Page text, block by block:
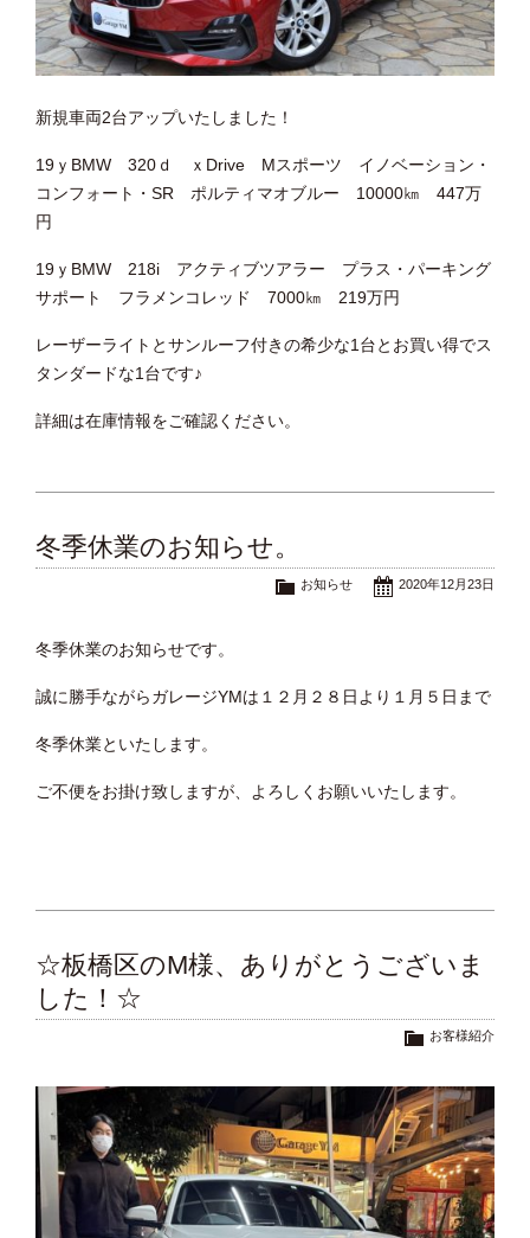
新規車両2台アップいたしました！
19ｙBMW 320ｄ ｘDrive Mスポーツ イノベーション・
コンフォート・SR ポルティマオブルー 10000㎞ 447万
円
19ｙBMW 218i アクティブツアラー プラス・パーキング
サポート フラメンコレッド 7000㎞ 219万円
レーザーライトとサンルーフ付きの希少な1台とお買い得でス
タンダードな1台です♪
詳細は在庫情報をご確認ください。
冬季休業のお知らせ。
2020年12月23日
お知らせ
冬季休業のお知らせです。
誠に勝手ながらガレージYMは１２月２８日より１月５日まで
冬季休業といたします。
ご不便をお掛け致しますが、よろしくお願いいたします。
☆板橋区のM様、ありがとうございま
した！☆
お客様紹介